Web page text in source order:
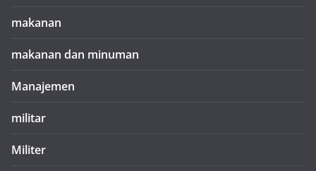
makanan
makanan dan minuman
Manajemen
militar
Militer